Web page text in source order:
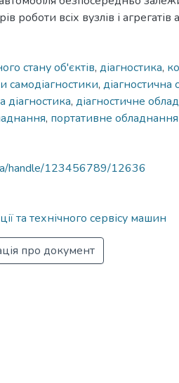
роботи всіх вузлів і агрегатів
стану об'єктів, діагностика,
самодіагностики, діагностична
діагностика, діагностичне
, портативне обладнання
handle/123456789/12636
та технічного сервісу машин
про документ